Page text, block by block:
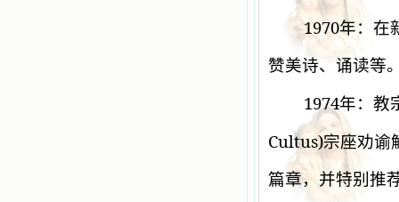
1970年：在
赞美诗、诵读等
1974年：教
Cultus)宗座劝谕
篇章，并特别推